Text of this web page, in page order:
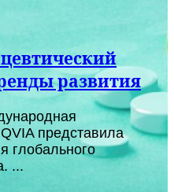
развития
представила
глобального
...